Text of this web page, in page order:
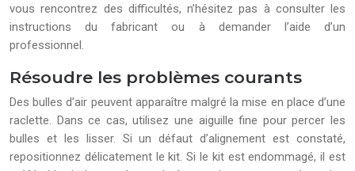
vous rencontrez des difficultés, n’hésitez pas à consulter les
instructions du fabricant ou à demander l’aide d’un
professionnel.
Résoudre les problèmes courants
Des bulles d’air peuvent apparaître malgré la mise en place d’une
raclette. Dans ce cas, utilisez une aiguille fine pour percer les
bulles et les lisser. Si un défaut d’alignement est constaté,
repositionnez délicatement le kit. Si le kit est endommagé, il est